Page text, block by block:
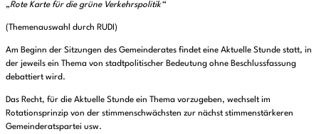
„Rote Karte für die grüne Verkehrspolitik“
(Themenauswahl durch RUDI)
Am Beginn der Sitzungen des Gemeinderates findet eine Aktuelle Stunde statt, in
der jeweils ein Thema von stadtpolitischer Bedeutung ohne Beschlussfassung
debattiert wird.
Das Recht, für die Aktuelle Stunde ein Thema vorzugeben, wechselt im
Rotationsprinzip von der stimmenschwächsten zur nächst stimmenstärkeren
Gemeinderatspartei usw.